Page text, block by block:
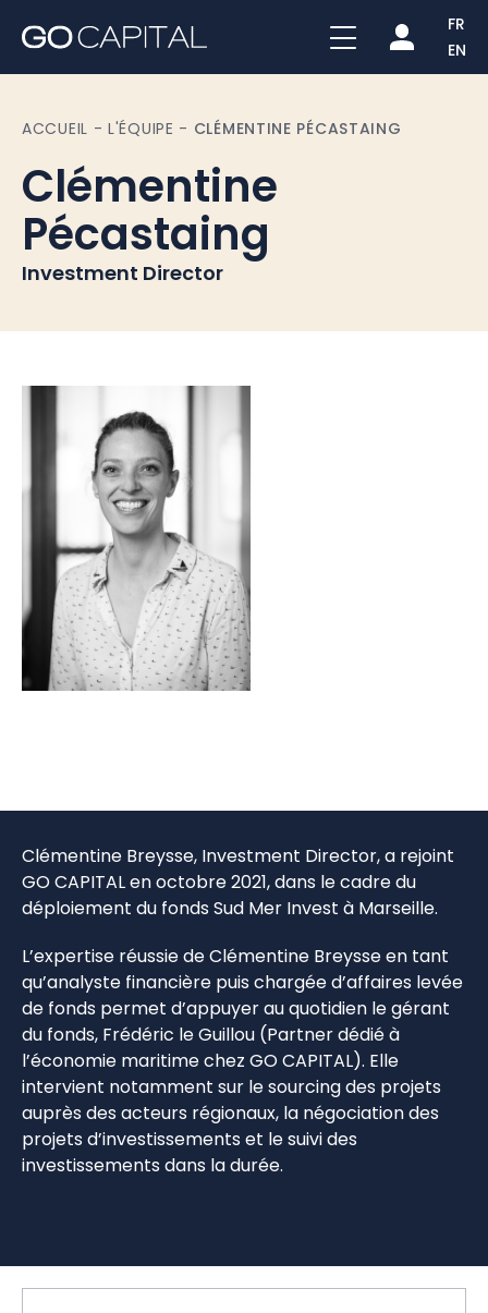
FR
EN
ACCUEIL -L'ÉQUIPE - CLÉMENTINE PÉCASTAING
Clémentine
Pécastaing
Investment Director
Clémentine Breysse, Investment Director, a rejoint
GO CAPITAL en octobre 2021, dans le cadre du
déploiement du fonds Sud Mer Invest à Marseille.
L’expertise réussie de Clémentine Breysse en tant
qu’analyste financière puis chargée d’affaires levée
de fonds permet d’appuyer au quotidien le gérant
du fonds, Frédéric le Guillou (Partner dédié à
l’économie maritime chez GO CAPITAL). Elle
intervient notamment sur le sourcing des projets
auprès des acteurs régionaux, la négociation des
projets d’investissements et le suivi des
investissements dans la durée.